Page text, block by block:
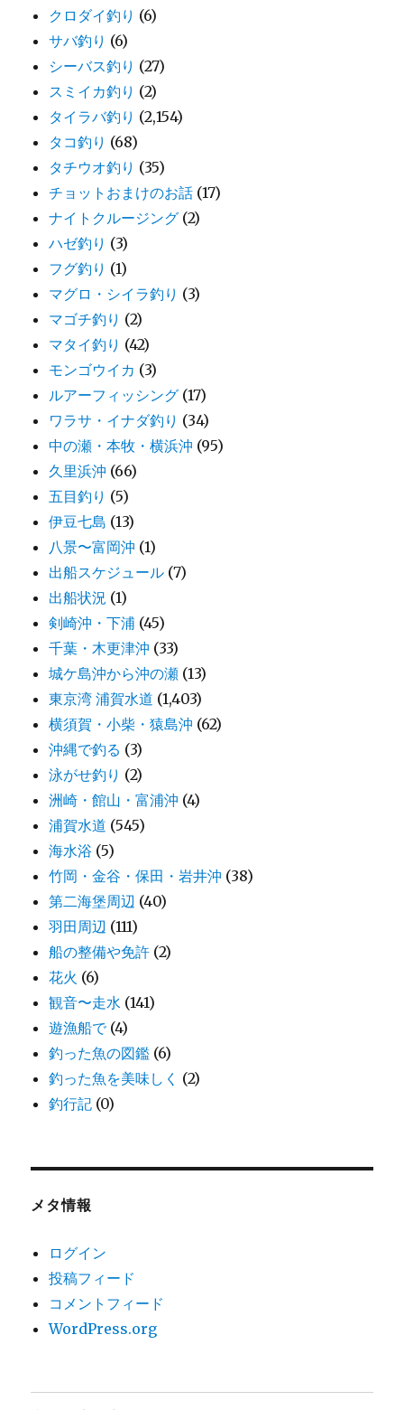
クロダイ釣り (6)
サバ釣り (6)
シーバス釣り (27)
スミイカ釣り (2)
タイラバ釣り (2,154)
タコ釣り (68)
タチウオ釣り (35)
チョットおまけのお話 (17)
ナイトクルージング (2)
ハゼ釣り (3)
フグ釣り (1)
マグロ・シイラ釣り (3)
マゴチ釣り (2)
マタイ釣り (42)
モンゴウイカ (3)
ルアーフィッシング (17)
ワラサ・イナダ釣り (34)
中の瀬・本牧・横浜沖 (95)
久里浜沖 (66)
五目釣り (5)
伊豆七島 (13)
八景〜富岡沖 (1)
出船スケジュール (7)
出船状況 (1)
剣崎沖・下浦 (45)
千葉・木更津沖 (33)
城ケ島沖から沖の瀬 (13)
東京湾 浦賀水道 (1,403)
横須賀・小柴・猿島沖 (62)
沖縄で釣る (3)
泳がせ釣り (2)
洲崎・館山・富浦沖 (4)
浦賀水道 (545)
海水浴 (5)
竹岡・金谷・保田・岩井沖 (38)
第二海堡周辺 (40)
羽田周辺 (111)
船の整備や免許 (2)
花火 (6)
観音〜走水 (141)
遊漁船で(4)
釣った魚の図鑑 (6)
釣った魚を美味しく (2)
釣行記 (0)
メタ情報
ログイン
投稿フィード
コメントフィード
WordPress.org